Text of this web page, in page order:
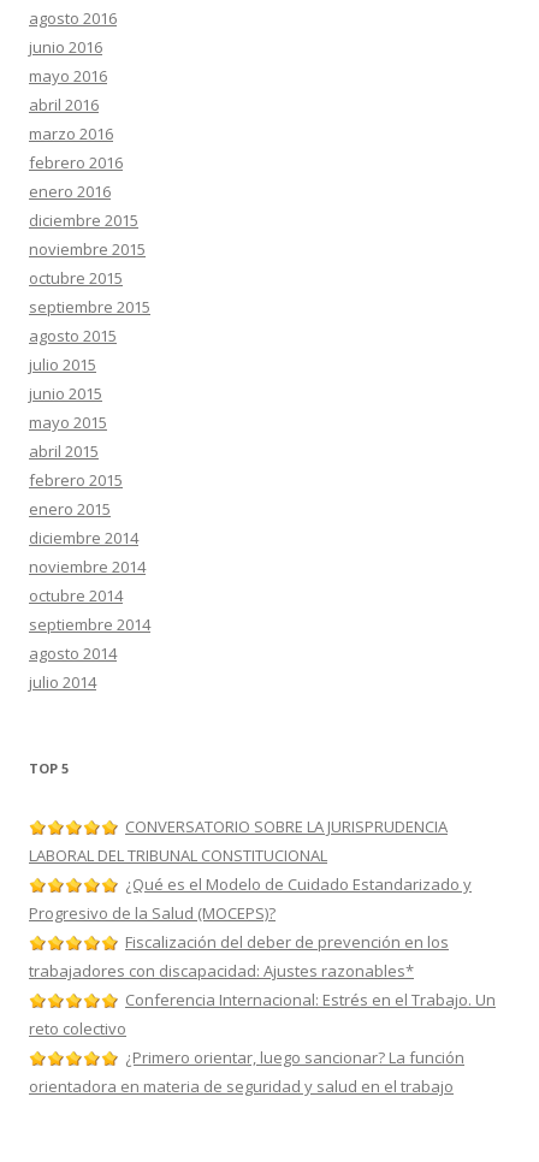
agosto 2016
junio 2016
mayo 2016
abril 2016
marzo 2016
febrero 2016
enero 2016
diciembre 2015
noviembre 2015
octubre 2015
septiembre 2015
agosto 2015
julio 2015
junio 2015
mayo 2015
abril 2015
febrero 2015
enero 2015
diciembre 2014
noviembre 2014
octubre 2014
septiembre 2014
agosto 2014
julio 2014
TOP 5
CONVERSATORIO SOBRE LA JURISPRUDENCIA
LABORAL DEL TRIBUNAL CONSTITUCIONAL
¿Qué es el Modelo de Cuidado Estandarizado y
Progresivo de la Salud (MOCEPS)?
Fiscalización del deber de prevención en los
trabajadores con discapacidad: Ajustes razonables*
Conferencia Internacional: Estrés en el Trabajo. Un
reto colectivo
¿Primero orientar, luego sancionar? La función
orientadora en materia de seguridad y salud en el trabajo